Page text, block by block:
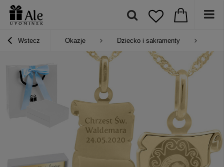
Wstecz Okazje Dziecko i sakramenty